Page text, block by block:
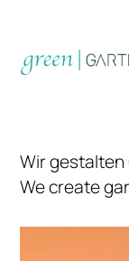
Wir gestalten
We create